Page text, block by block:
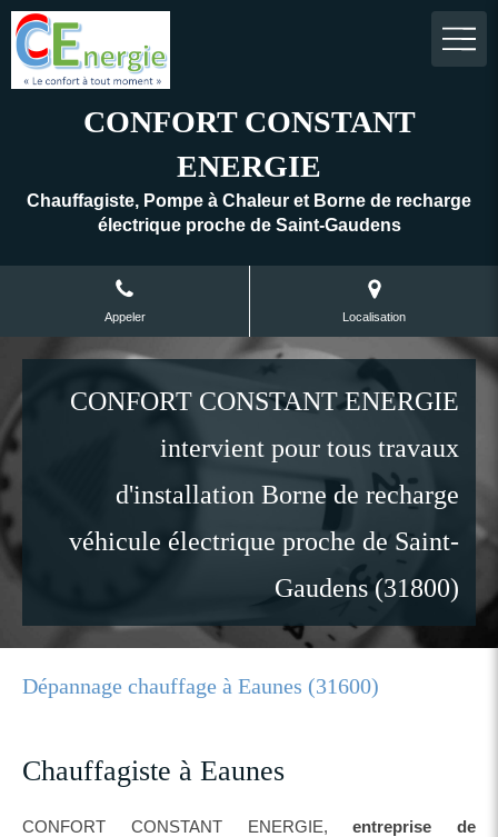
CONFORT CONSTANT
ENERGIE
Chauffagiste, Pompe à Chaleur et Borne de recharge
électrique proche de Saint-Gaudens
Appeler Localisation
CONFORT CONSTANT ENERGIE
intervient pour tous travaux
d'installation Borne de recharge
véhicule électrique proche de Saint-
Gaudens (31800)
Dépannage chauffage à Eaunes (31600)
Chauffagiste à Eaunes
CONFORT CONSTANT ENERGIE,entreprise de